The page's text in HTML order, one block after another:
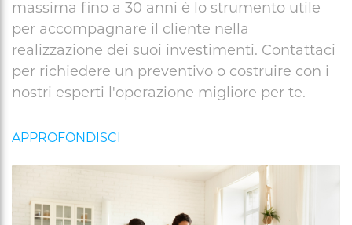
massima fino a 30 anni è lo strumento utile
per accompagnare il cliente nella
realizzazione dei suoi investimenti. Contattaci
per richiedere un preventivo o costruire con i
nostri esperti l'operazione migliore per te.